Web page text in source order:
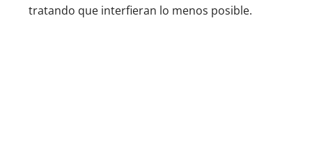
tratando que interfieran lo menos posible.